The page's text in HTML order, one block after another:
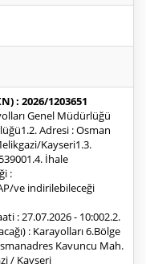
: 2026/1203651
Genel Müdürlüğü
Adresi : Osman
Kayseri1.3.
İhale
:
ve indirilebileceği
: 27.07.2026 - 10:002.2.
: Karayolları 6.Bölge
Kavuncu Mah.
/ Kayseri